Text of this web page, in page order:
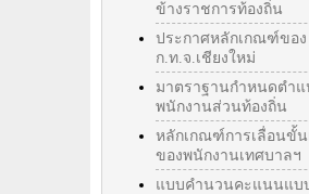
ข้างราชการท้องถิ่น
ประกาศหลักเกณฑ์ของ
ก.ท.จ.เชียงใหม่
มาตราฐานกำหนดตำแ
พนักงานส่วนท้องถิ่น
หลักเกณฑ์การเลื่อนขั้น
ของพนักงานเทศบาลฯ
แบบคำนวนคะแนนแบ